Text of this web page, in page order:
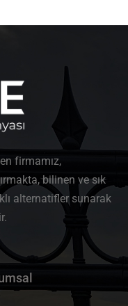
firmamız,
bilinen ve sık
alternatifler sunarak